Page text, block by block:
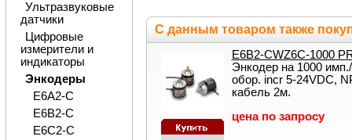
С данным товаром также
E6B2-CWZ6C-1000
Энкодер на 1000 имп./
обор. incr 5-24VDC,
кабель 2м.
цена по запросу
Ультразвуковые
датчики
Цифровые
измерители и
индикаторы
Энкодеры
E6A2-C
E6B2-C
E6C2-C